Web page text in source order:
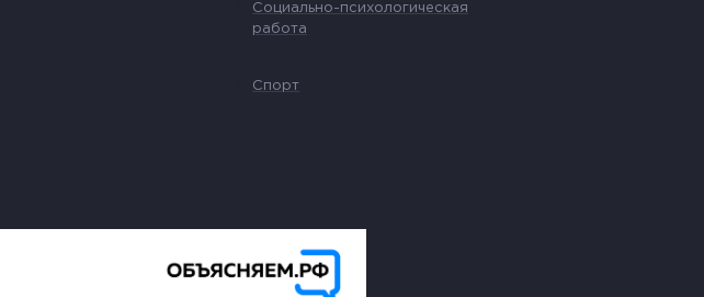
Социально-психологическая
работа
Спорт